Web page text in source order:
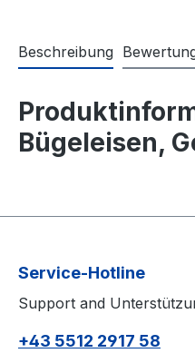
Beschreibung
Bügeleisen,
Service-Hotline
Support and
+43 5512 2917 58